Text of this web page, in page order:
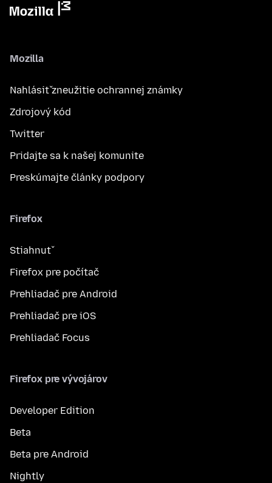
Mozilla
Nahlásiť zneužitie ochrannej známky
Zdrojový kód
Twitter
Pridajte sa k našej komunite
Preskúmajte články podpory
Firefox
Stiahnuť
Firefox pre počítač
Prehliadač pre Android
Prehliadač pre iOS
Prehliadač Focus
Firefox pre vývojárov
Developer Edition
Beta
Beta pre Android
Nightly